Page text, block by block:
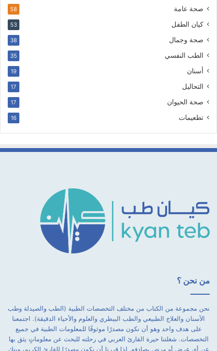
صحة عامة 58
كيان الطفل 53
صحة وجمال 38
الطب النفسي 35
أسنان 19
التحاليل 17
صحة الحيوان 17
تطعيمات 16
من نحن ؟
نحن مجموعة من الكتاب من مختلف التخصصات الطبية (الطب والصيدلة وطب
الأسنان والعلاج الطبيعي والطب البيطري والعلوم والأحياء الدقيقة). اجتمعنا
على هدف واحد وهو أن نكون مصدرًا موثوقًا للمعلومات الطبية في جميع
التخصصات. شغلتنا حيرة القارئ العربي في رحلته للبحث عن معلوماتٍ يثق بها
عن أي عرضٍ أو مرضٍ يصادفه. لذا قررنا أن نكون مصدرًا للقارئ الكريم، وبنك